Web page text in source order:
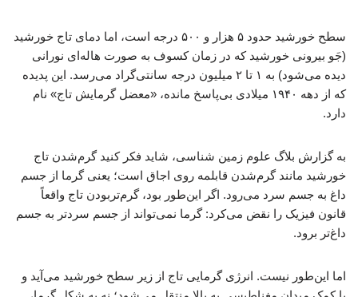
سطح خورشید حدود ۵ هزار و ۵۰۰ درجه است، اما دمای تاج خورشید
(جَو بیرونی خورشید که در زمان کسوف به صورت هاله‌ای نورانی
دیده می‌شود) به ۱ تا ۲ میلیون درجه سانتی‌گراد می‌رسد. این پدیده
که از دهه ۱۹۴۰ میلادی بی‌پاسخ مانده، «معضل گرمایش تاج» نام
دارد.
به گزارش بلاگ علوم زمین شناسی، شاید فکر کنید گرم‌شدن تاج
خورشید مانند گرم‌شدن قابلمه روی اجاق است؛ یعنی گرما از جسم
داغ به جسم سرد می‌رود. اگر این‌طور بود، گرم‌تربودن تاج واقعاً
قانون فیزیک را نقض می‌کرد: گرما نمی‌تواند از جسم سردتر به جسم
داغ‌تر برود.
اما این‌طور نیست. انرژی گرمایی تاج از زیر سطح خورشید می‌آید و